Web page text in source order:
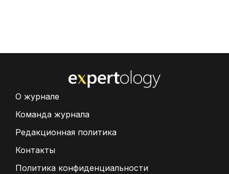
О журнале
Команда журнала
Редакционная политика
Контакты
Политика конфиденциальности